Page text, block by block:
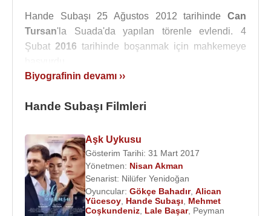
Hande Subaşı 25 Ağustos 2012 tarihinde Can
Tursan'la Suada'da yapılan törenle evlendi. 4
Şubat 2016 tarihinde boşanmak için mahkemeye
Ertuğrul Gazi
” adlı dizide Engin Altan Düzyatan
’yi canlandırırken
Kaan Taşaner,Didem Balçın
Hülya Darcan, Levent Öktem
Serdar Deniz,Turgut Tunçalp,Mehmet Çevik
Cavit Çetin Güner,Hande SubaşıveOsman
Soykutgibi isimler rol aldı.
Biyografinin devamı ››
Hande Subaşı Filmleri
Aşk Uykusu
Gösterim Tarihi: 31 Mart 2017
Yönetmen: Nisan Akman
Senarist: Nilüfer Yenidoğan
Oyuncular: Gökçe Bahadır, Alican
Yücesoy Hande Subaşı
Mehmet
Coşkundeniz Lale Başar, Peyman